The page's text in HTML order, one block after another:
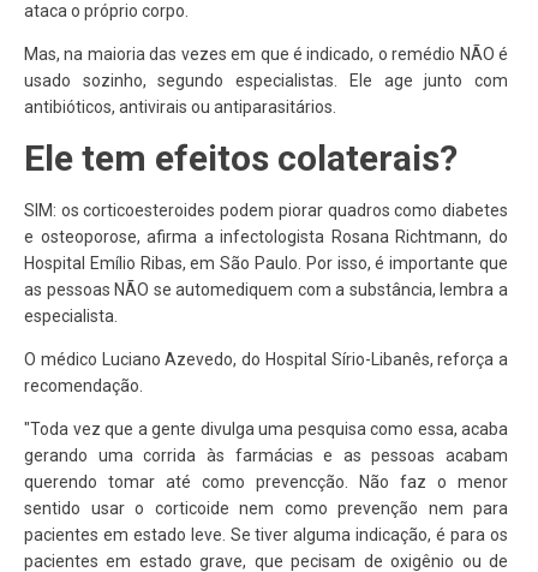
ataca o próprio corpo.
Mas, na maioria das vezes em que é indicado, o remédio NÃO é
usado sozinho, segundo especialistas. Ele age junto com
antibióticos, antivirais ou antiparasitários.
Ele tem efeitos colaterais?
SIM: os corticoesteroides podem piorar quadros como diabetes
e osteoporose, afirma a infectologista Rosana Richtmann, do
Hospital Emílio Ribas, em São Paulo. Por isso, é importante que
as pessoas NÃO se automediquem com a substância, lembra a
especialista.
O médico Luciano Azevedo, do Hospital Sírio-Libanês, reforça a
recomendação.
"Toda vez que a gente divulga uma pesquisa como essa, acaba
gerando uma corrida às farmácias e as pessoas acabam
querendo tomar até como prevencção. Não faz o menor
sentido usar o corticoide nem como prevenção nem para
pacientes em estado leve. Se tiver alguma indicação, é para os
pacientes em estado grave, que pecisam de oxigênio ou de